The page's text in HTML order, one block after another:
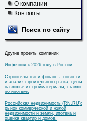
О компании
Контакты
Поиск по сайту
Другие проекты компании:
Инфляция в 2026 году в России
Строительство и финансы: новости
и анализ строительного рынка, цены
на жилье и стройматериалы, ставки
по ипотеке.
Российская недвижимость (RN.RU):
рынок коммерческой и жилой
недвижимости и земли, ипотека и
оценка квартир и домов.